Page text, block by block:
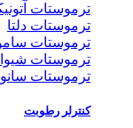
ترموستات
ترموستات دلتا
ترموستات
ترموستات شیوا
ترموستات
کنترلر رطوبت